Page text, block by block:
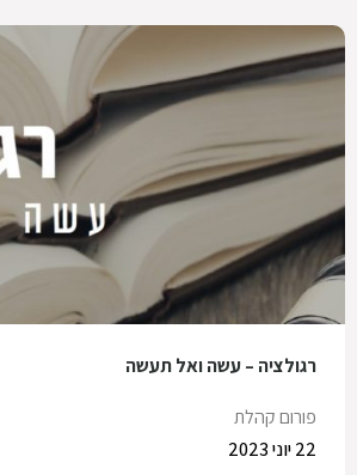
רגולציה – עשה ואל תעשה
פורום קהלת
22 יוני 2023